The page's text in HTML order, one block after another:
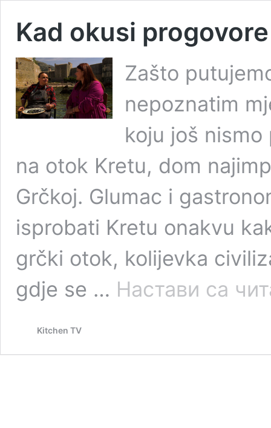
Kad okusi progovore
Zašto
nepoznatim
koju još
na otok Kretu, dom
Grčkoj. Glumac i
isprobati Kretu onakvu
grčki otok, kolijevka
gdje se … Настави са
Kitchen TV